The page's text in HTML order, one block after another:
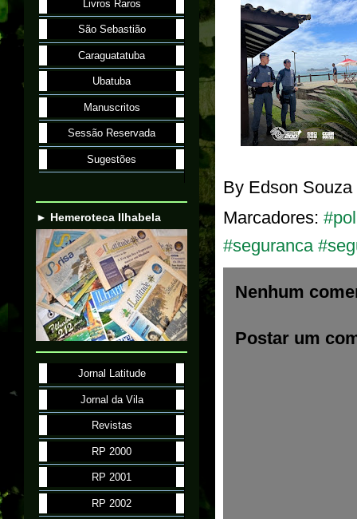
By Edson Souza
Marcadores:
#seguranca
Nenhum
Postar um
Livros Raros
São Sebastião
Caraguatatuba
Ubatuba
Manuscritos
Sessão Reservada
Sugestões
► Hemeroteca Ilhabela
Jornal Latitude
Jornal da Vila
Revistas
RP 2000
RP 2001
RP 2002